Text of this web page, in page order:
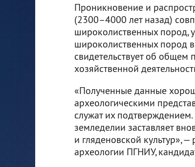
Проникновение и
(2300–4000 лет назад)
широколиственных пород,
широколиственных пород в
свидетельствует об
хозяйственной
«Полученные данные
археологическими
служат их
земледелии заставляет
и гляденовской культур»,
археологии ПГНИУ,